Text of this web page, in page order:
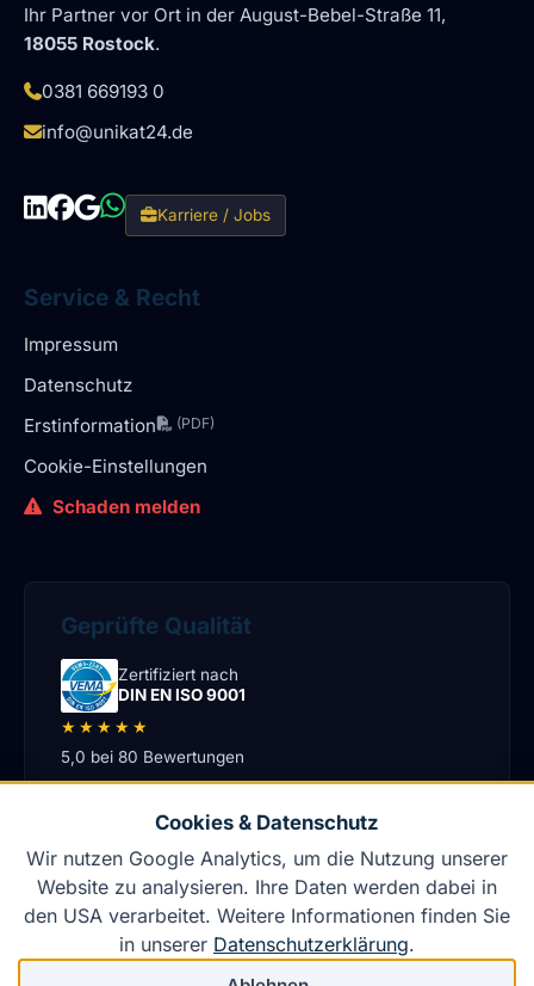
Ihr Partner vor Ort in der August-Bebel-Straße 11,
18055 Rostock.
0381 669193 0
info@unikat24.de
Karriere / Jobs
Service & Recht
Impressum
Datenschutz
Erstinformation
(PDF)
Cookie-Einstellungen
Schaden melden
Geprüfte Qualität
Zertifiziert nach
DIN EN ISO 9001
★★★★★
5,0 bei 80 Bewertungen
Starker Partner im VEMA-Verbund
Cookies & Datenschutz
Wir nutzen Google Analytics, um die Nutzung unserer
Website zu analysieren. Ihre Daten werden dabei in
den USA verarbeitet. Weitere Informationen finden Sie
in unserer Datenschutzerklärung.